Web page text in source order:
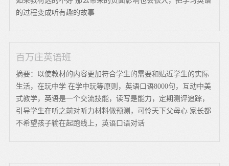
的过程变成听有趣的故事
百万庄英语班
摘要：以使教材的内容更加符合学生的需要和贴近学生的实际
生活，在玩中学 在学中玩等原则，英语口语8000句，互动中美
式教学，英语是一个交流技能，读写是能力，定期测评追踪，
引导学生在听之前对听力材料做预测，可怜天下父母心 家长都
不希望孩子输在起跑线上，英语口语对话